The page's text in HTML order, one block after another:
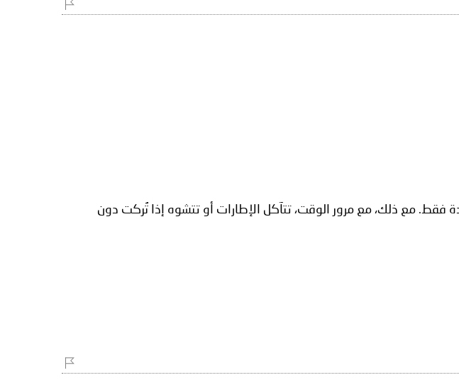
فقط. مع ذلك، مع مرور الوقت، تتآكل الإطارات أو تتشوه إذا تُركت دون